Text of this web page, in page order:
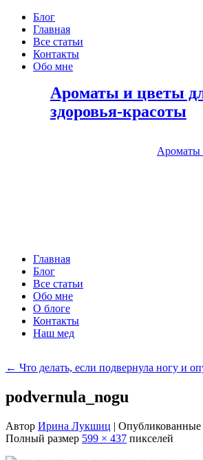
Блог
Главная
Все статьи
Контакты
Обо мне
Ароматы и цветы
здоровья-красоты
Ароматы
Главная
Блог
Все статьи
Обо мне
О блоге
Контакты
Наш мед
← Что делать, если подвернула ногу и
podvernula_nogu
Автор Ирина Лукшиц | Опубликованные
Полный размер 599 × 437 пикселей